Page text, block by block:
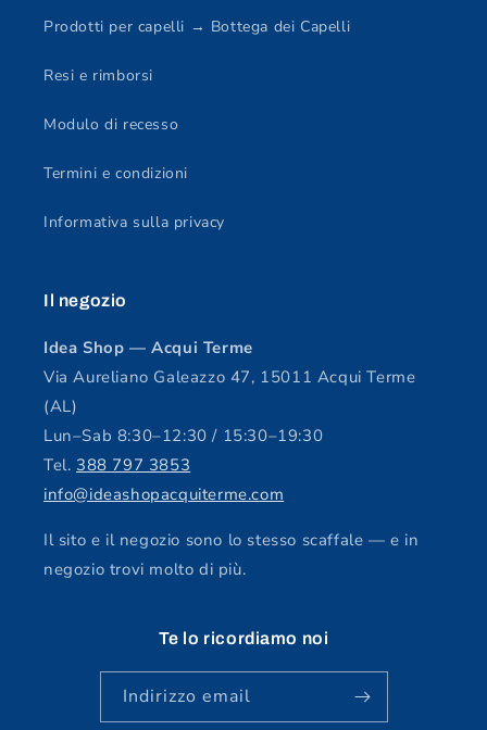
Prodotti per capelli → Bottega dei Capelli
Resi e rimborsi
Modulo di recesso
Termini e condizioni
Informativa sulla privacy
Il negozio
Idea Shop — Acqui Terme
Via Aureliano Galeazzo 47, 15011 Acqui Terme
(AL)
Lun–Sab 8:30–12:30 / 15:30–19:30
Tel. 388 797 3853
info@ideashopacquiterme.com
Il sito e il negozio sono lo stesso scaffale — e in
negozio trovi molto di più.
Te lo ricordiamo noi
Indirizzo email